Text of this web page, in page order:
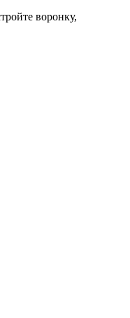
воронку,